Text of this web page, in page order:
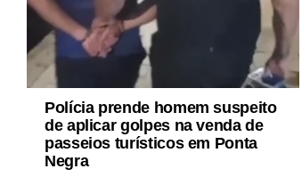
Polícia prende homem suspeito
de aplicar golpes na venda de
passeios turísticos em Ponta
Negra